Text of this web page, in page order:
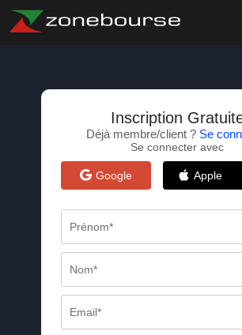
Inscription
Déjà membre/client ? Se
Se connecter avec
Google Apple